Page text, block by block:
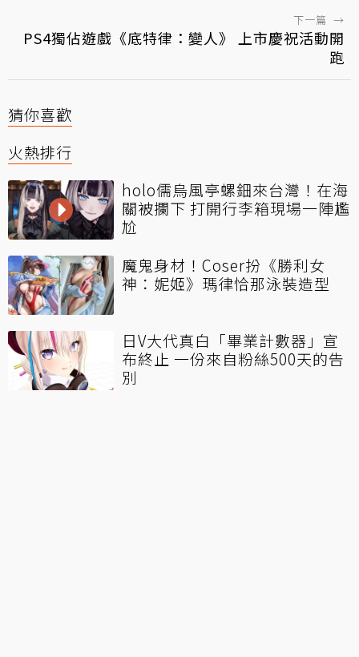
下一篇 →
PS4獨佔遊戲《底特律：變人》 上市慶祝活動開
跑
猜你喜歡
火熱排行
holo儒烏風亭螺鈿來台灣！在海
關被攔下 打開行李箱現場一陣尷
尬
魔鬼身材！Coser扮《勝利女
神：妮姬》瑪律恰那泳裝造型
日V大代真白「畢業計數器」宣
布終止 一份來自粉絲500天的告
別